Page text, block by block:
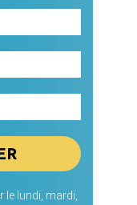
lundi, mardi,